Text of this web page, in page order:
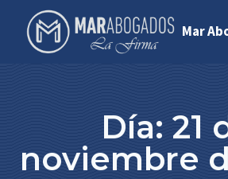
contenido
Mar
Día: 21
noviembre